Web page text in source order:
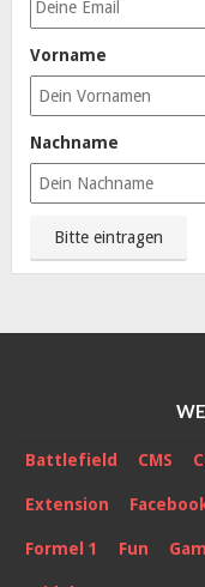
Vorname
Nachname
Battlefield CMS
Extension
Formel 1 Fun